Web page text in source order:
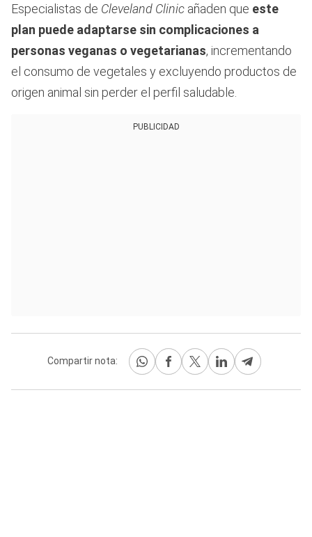
Especialistas de Cleveland Clinic añaden que este
plan puede adaptarse sin complicaciones a
personas veganas o vegetarianas, incrementando
el consumo de vegetales y excluyendo productos de
origen animal sin perder el perfil saludable.
PUBLICIDAD
Compartir nota: